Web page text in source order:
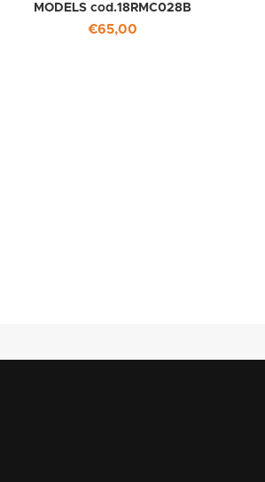
MODELS cod.18RMC028B
€65,00